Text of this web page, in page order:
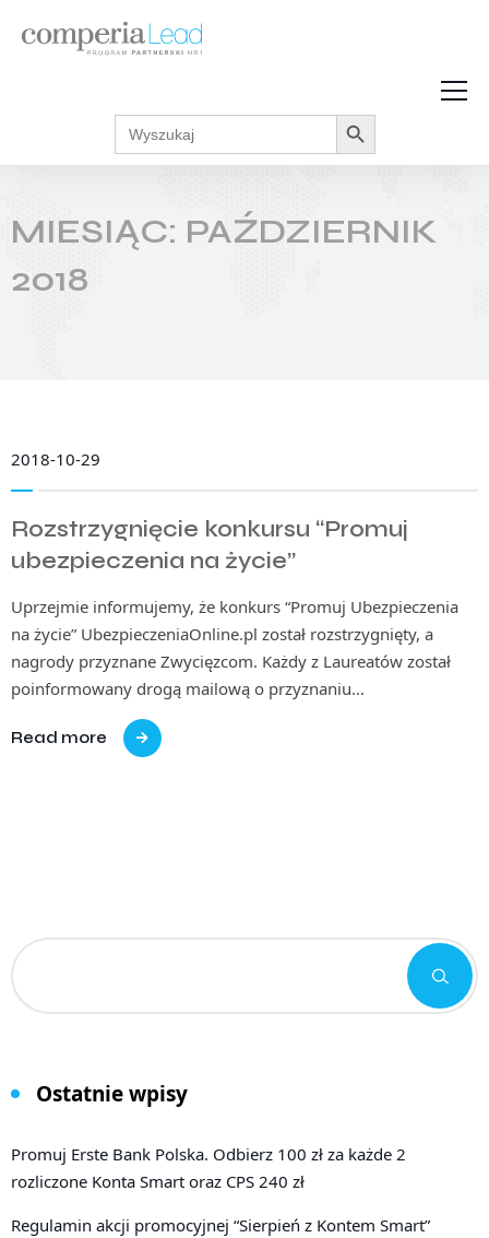
Strefa Wiedzy
Akcje promocyjne
Search
for:
Search Button
MIESIĄC: PAŹDZIERNIK
2018
2018-10-29
Rozstrzygnięcie konkursu “Promuj
ubezpieczenia na życie”
Uprzejmie informujemy, że konkurs “Promuj Ubezpieczenia
na życie” UbezpieczeniaOnline.pl został rozstrzygnięty, a
nagrody przyznane Zwycięzcom. Każdy z Laureatów został
poinformowany drogą mailową o przyznaniu…
Read more
Ostatnie wpisy
Promuj Erste Bank Polska. Odbierz 100 zł za każde 2
rozliczone Konta Smart oraz CPS 240 zł
Regulamin akcji promocyjnej “Sierpień z Kontem Smart”